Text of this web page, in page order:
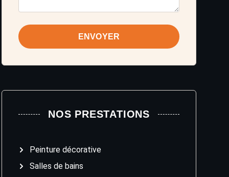
ENVOYER
NOS PRESTATIONS
Peinture décorative
Salles de bains